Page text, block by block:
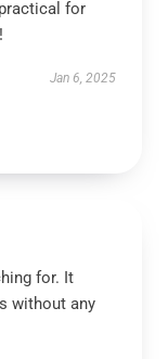
for
Jan 6, 2025
for. It
without any